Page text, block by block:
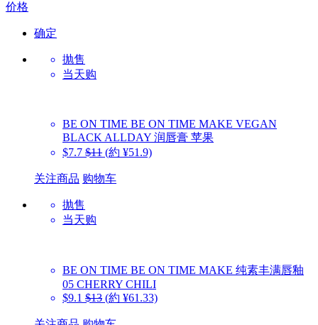
价格
确定
抛售
当天购
BE ON TIME BE ON TIME MAKE VEGAN
BLACK ALLDAY 润唇膏 苹果
$7.7 $11 (約 ¥51.9)
关注商品 购物车
抛售
当天购
BE ON TIME BE ON TIME MAKE 纯素丰满唇釉
05 CHERRY CHILI
$9.1 $13 (約 ¥61.33)